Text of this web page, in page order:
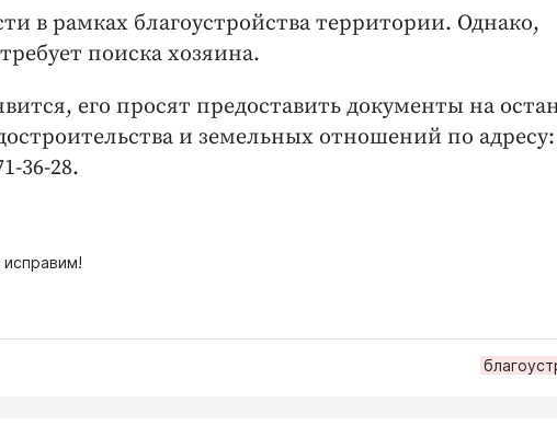
в рамках благоустройства территории. Однако,
поиска хозяина.
его просят предоставить документы на
и земельных отношений по
36-28.